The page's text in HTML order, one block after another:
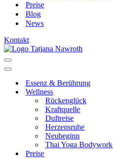
Preise
Blog
News
Kontakt
Navigationsmenü
Navigationsmenü
Essenz & Berührung
Wellness
Rückenglück
Kraftquelle
Duftreise
Herzensruhe
Neubeginn
Thai Yoga Bodywork
Preise